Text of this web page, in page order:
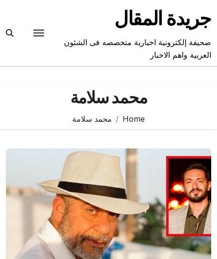
content
جريدة المقال
صحيفة إلكترونية اخبارية متخصصه فى الشئون
العربية واهم الاخبار
محمد سلامة
Home محمد سلامة